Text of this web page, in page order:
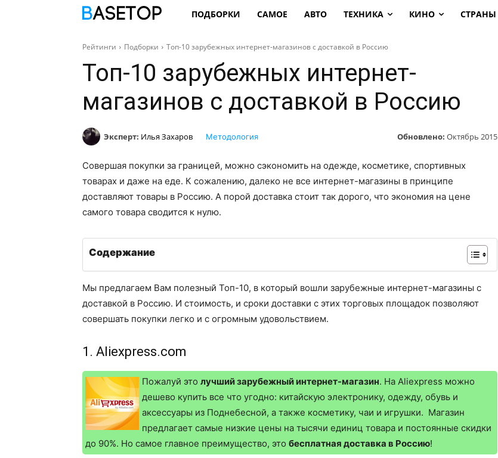
ПОДБОРКИ САМОЕ АВТО ТЕХНИКА КИНО СТРАНЫ
Рейтинги Подборки Топ-10 зарубежных интернет-магазинов с доставкой в Россию
Топ-10 зарубежных интернет-
магазинов с доставкой в Россию
Эксперт: Илья Захаров Обновлено: Октябрь 2015
Методология
Совершая покупки за границей, можно сэкономить на одежде, косметике, спортивных
товарах и даже на еде. К сожалению, далеко не все интернет-магазины в принципе
доставляют товары в Россию. А порой доставка стоит так дорого, что экономия на цене
самого товара сводится к нулю.
Содержание
Мы предлагаем Вам полезный Топ-10, в который вошли зарубежные интернет-магазины с
доставкой в Россию. И стоимость, и сроки доставки с этих торговых площадок позволяют
совершать покупки легко и с огромным удовольствием.
1. Aliexpress.com
Пожалуй это лучший зарубежный интернет-магазин. На Aliexpress можно
дешево купить все что угодно: китайскую электронику, одежду, обувь и
аксессуары из Поднебесной, а также косметику, чаи и игрушки. Магазин
предлагает самые низкие цены на тысячи единиц товара и постоянные скидки
до 90%. Но самое главное преимущество, это бесплатная доставка в Россию!